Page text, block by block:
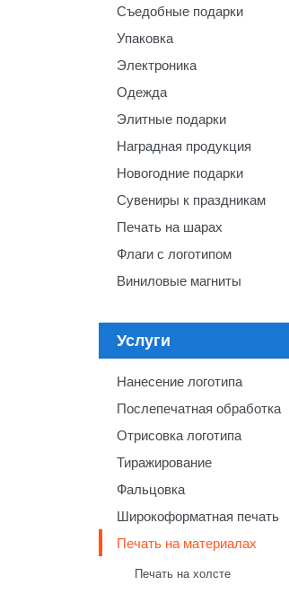
Съедобные подарки
Упаковка
Электроника
Одежда
Элитные подарки
Наградная продукция
Новогодние подарки
Сувениры к праздникам
Печать на шарах
Флаги с логотипом
Виниловые магниты
Услуги
Нанесение логотипа
Послепечатная обработка
Отрисовка логотипа
Тиражирование
Фальцовка
Широкоформатная печать
Печать на материалах
Печать на холсте